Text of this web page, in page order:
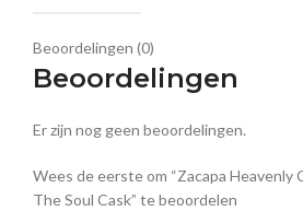
Beoordelingen (0)
Beoordelingen
Er zijn nog geen beoordelingen.
Wees de eerste om “Zacapa Heavenly
The Soul Cask” te beoordelen